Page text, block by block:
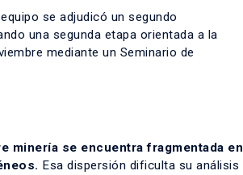
se adjudicó un segundo
una segunda etapa orientada a la
mediante un Seminario de
minería se encuentra fragmentada en
Esa dispersión dificulta su análisis